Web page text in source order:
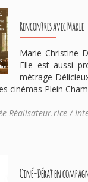
Rencontres avec
Marie Christine
Elle est aussi
métrage
cinémas Plein
Réalisateur.rice /
Ciné-Débat en